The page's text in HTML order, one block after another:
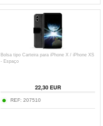
Bolsa tipo Carteira para iPhone X / iPhone XS
- Espaço
22,30EUR
REF: 207510